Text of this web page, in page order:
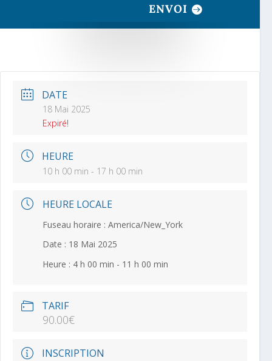
ENVOI
DATE
18 Mai 2025
Expiré!
HEURE
10 h 00 min - 17 h 00 min
HEURE LOCALE
Fuseau horaire : America/New_York
Date : 18 Mai 2025
Heure : 4 h 00 min - 11 h 00 min
TARIF
90.00€
INSCRIPTION